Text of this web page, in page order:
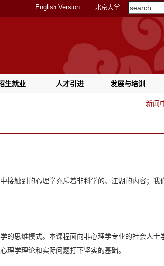
English Version 北京大学
生就业 人才引进 发展与培训
新闻
接触到的心理学充斥着非科学的、江湖的内容；我
的思维模式。本课程面向非心理学专业的社会人士
理学理论和实际问题打下坚实的基础。